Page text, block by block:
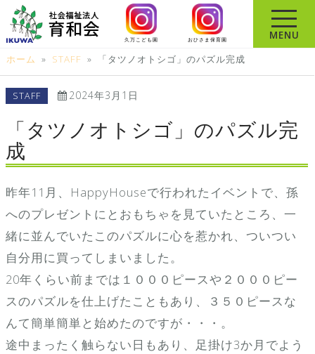
ン
テ
ン
ッ
久万こども園 おひさま保育園
MENU
ホーム » STAFF » 「タツノオトシゴ」のパズル完成
STAFF 2024年3月1日
「タツノオトシゴ」のパズル完
成
昨年11月、HappyHouseで行われたイベントで、孫
へのプレゼントにとおもちゃを見ていたところ、一
緒に並んでいたこのパズルに心を惹かれ、ついつい
自分用に買ってしまいました。
20年くらい前までは１０００ピースや２０００ピー
スのパズルを仕上げたこともあり、３５０ピースな
んて簡単簡単と始めたのですが・・・。
途中まったく触らない日もあり、足掛け3か月でよう